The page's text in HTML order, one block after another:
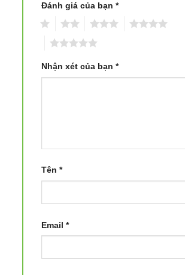
Đánh giá của bạn *
Nhận xét của bạn *
Tên *
Email *